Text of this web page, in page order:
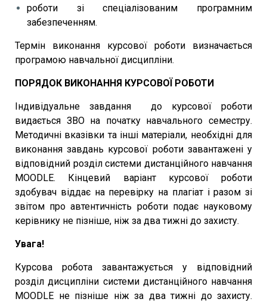
роботи зі спеціалізованим програмним
забезпеченням.
Термін виконання курсової роботи визначається
програмою навчальної дисципліни.
ПОРЯДОК ВИКОНАННЯ КУРСОВОЇ РОБОТИ
Індивідуальне завдання до курсової роботи
видається ЗВО на початку навчального семестру.
Методичні вказівки та інші матеріали, необхідні для
виконання завдань курсової роботи завантажені у
відповідний розділ системи дистанційного навчання
MOODLE. Кінцевий варіант курсової роботи
здобувач віддає на перевірку на плагіат і разом зі
звітом про автентичність роботи подає науковому
керівнику не пізніше, ніж за два тижні до захисту.
Увага!
Курсова робота завантажується у відповідний
розділ дисципліни системи дистанційного навчання
MOODLE не пізніше ніж за два тижні до захисту.